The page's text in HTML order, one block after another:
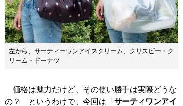
左から、サーティーワンアイスクリーム、クリスピー・ク
リーム・ドーナツ
価格は魅力だけど、その使い勝手は実際どうな
の？ というわけで、今回は「 サーティワンアイ